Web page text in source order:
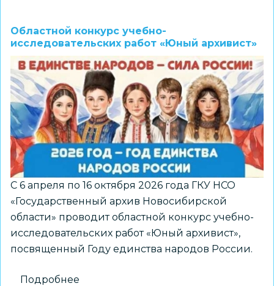
креатива
«AI-
Вектор»
Областной конкурс учебно-
исследовательских работ «Юный архивист»
С 6 апреля по 16 октября 2026 года ГКУ НСО
«Государственный архив Новосибирской
области» проводит областной конкурс учебно-
исследовательских работ «Юный архивист»,
посвященный Году единства народов России.
Подробнее